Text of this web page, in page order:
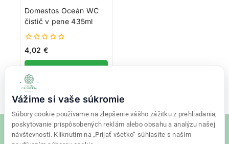
Domestos Oceán WC
čistič v pene 435ml
0
5
4,02 €
Vážime si vaše súkromie
Súbory cookie používame na zlepšenie vášho zážitku z prehliadania,
poskytovanie prispôsobených reklám alebo obsahu a analýzu našej
návštevnosti. Kliknutím na „Prijať všetko” súhlasíte s naším